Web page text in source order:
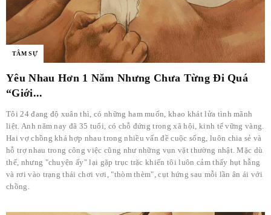
TÂM SỰ
Yêu Nhau Hơn 1 Năm Nhưng Chưa Từng Đi Quá
“Giới...
Tôi 24 đang độ xuân thì, có những ham muốn, khao khát lửa tình mãnh
liệt. Anh năm nay đã 35 tuổi, có chỗ đứng trong xã hội, kinh tế vững vàng.
Hai vợ chồng khá hợp nhau trong nhiều vấn đề cuộc sống, luôn chia sẻ và
hỗ trợ nhau trong công việc cũng như những vụn vặt thường nhật. Mặc dù
thế, nhưng "chuyện ấy" lại gặp trục trặc khiến tôi luôn cảm thấy hụt hẫng
và rơi vào trạng thái chơi vơi, "thòm thèm", cụt hứng sau mỗi lần ân ái với
chồng.